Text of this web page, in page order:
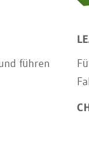
führen